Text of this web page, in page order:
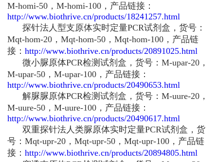
M-homi-50，M-homi-100，产品链接：
http://www.biothrive.cn/products/18241257.html
探针法人型支原体实时定量PCR试剂盒，货号：
Mqt-hom-20，Mqt-hom-50，Mqt-hom-100，产品链
接： http://www.biothrive.cn/products/20891025.html
微小脲原体PCR检测试剂盒，货号：M-upar-20，
M-upar-50，M-upar-100，产品链接：
http://www.biothrive.cn/products/20490653.html
解脲脲原体PCR检测试剂盒，货号：M-uure-20，
M-uure-50，M-uure-100，产品链接：
http://www.biothrive.cn/products/20490617.html
双重探针法人类脲原体实时定量PCR试剂盒，货
号：Mqt-upr-20，Mqt-upr-50，Mqt-upr-100，产品链
接： http://www.biothrive.cn/products/20894805.html